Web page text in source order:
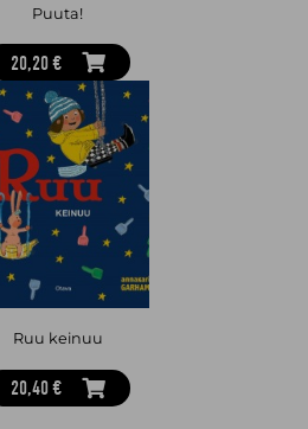
Puuta!
20,20 €
Ruu keinuu
20,40 €